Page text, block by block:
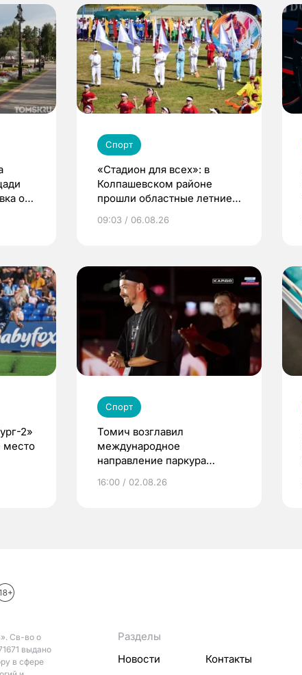
о
Спорт
«Стадион для всех»: в
Колпашевском районе
прошли областные летние
09:03 / 06.08.26
2»
место
Спорт
Томич возглавил
международное
направление паркура
16:00 / 02.08.26
Св-во о
выдано
в сфере
Разделы
Новости
Контакты